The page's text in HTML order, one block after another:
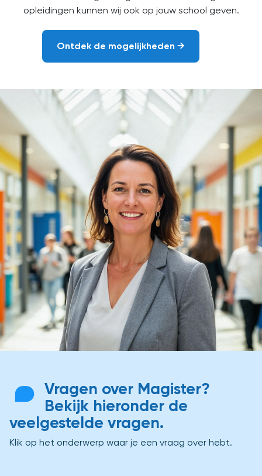
opleidingen kunnen wij ook op jouw school geven.
Ontdek de mogelijkheden →
Vragen over Magister?
Bekijk hieronder de
veelgestelde vragen.
Klik op het onderwerp waar je een vraag over hebt.